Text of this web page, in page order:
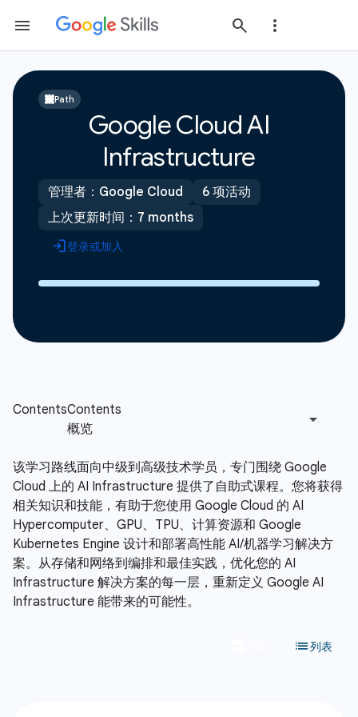
Path
Google Cloud AI
Infrastructure
管理者：Google Cloud
6 项活动
上次更新时间：7 months
登录或加入
该学习路线面向中级到高级技术学员，专门围绕 Google
Cloud 上的 AI Infrastructure 提供了自助式课程。您将获得
相关知识和技能，有助于您使用 Google Cloud 的 AI
Hypercomputer、GPU、TPU、计算资源和 Google
Kubernetes Engine 设计和部署高性能 AI/机器学习解决方
案。从存储和网络到编排和最佳实践，优化您的 AI
Infrastructure 解决方案的每一层，重新定义 Google AI
Infrastructure 能带来的可能性。